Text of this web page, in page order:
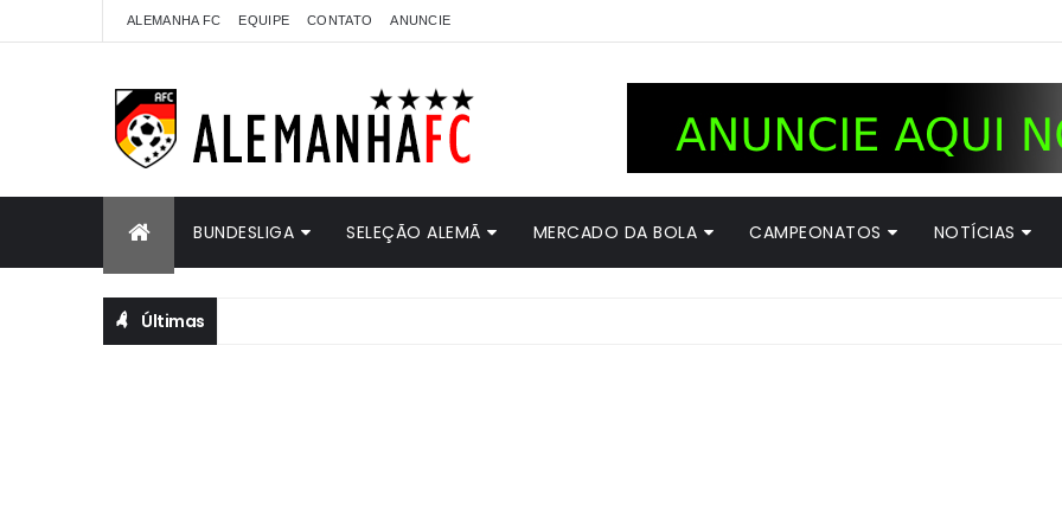
ALEMANHA FC EQUIPE CONTATO ANUNCIE
BUNDESLIGA SELEÇÃO ALEMÃ MERCADO DA BOLA CAMPEONATOS NOTÍCIAS
Últimas